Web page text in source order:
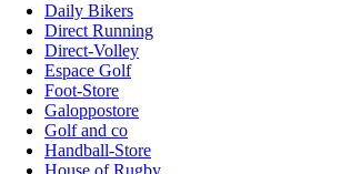
Daily Bikers
Direct Running
Direct-Volley
Espace Golf
Foot-Store
Galoppostore
Golf and co
Handball-Store